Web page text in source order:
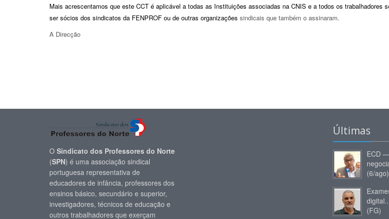
Mais acrescentamos que este CCT é aplicável a todas as Instituições associadas na CNIS e a todos os trabalhadores
ser sócios dos sindicatos da FENPROF ou de outras organizações sindicais que também o assinaram.
A Direcção
O Sindicato dos Professores do Norte
(SPN) é uma associação sindical
portuguesa representativa de
educadores de infância, professores dos
ensinos básico, secundário e superior,
investigadores, técnicos de educação e
outros trabalhadores que exerçam
Últimas
ECD
(6/ago)
(FG)